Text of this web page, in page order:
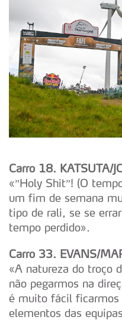
Carro 18. KATSUTA/
«”Holy Shit”! (O
um fim de semana
tipo de rali, se se
tempo perdido».
Carro 33. EVANS/
«A natureza do troço
não pegarmos na
é muito fácil
elementos das